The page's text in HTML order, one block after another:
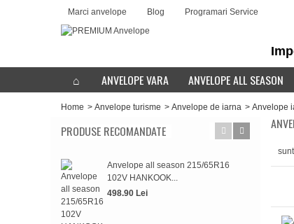
Marci anvelope Blog Programari Service
ANVELOPE VARA ANVELOPE ALL SEASON
Home > Anvelope turisme > Anvelope de iarna > Anvelope
PRODUSE RECOMANDATE
Anvelope all season 215/65R16
102V HANKOOK...
498.90 Lei